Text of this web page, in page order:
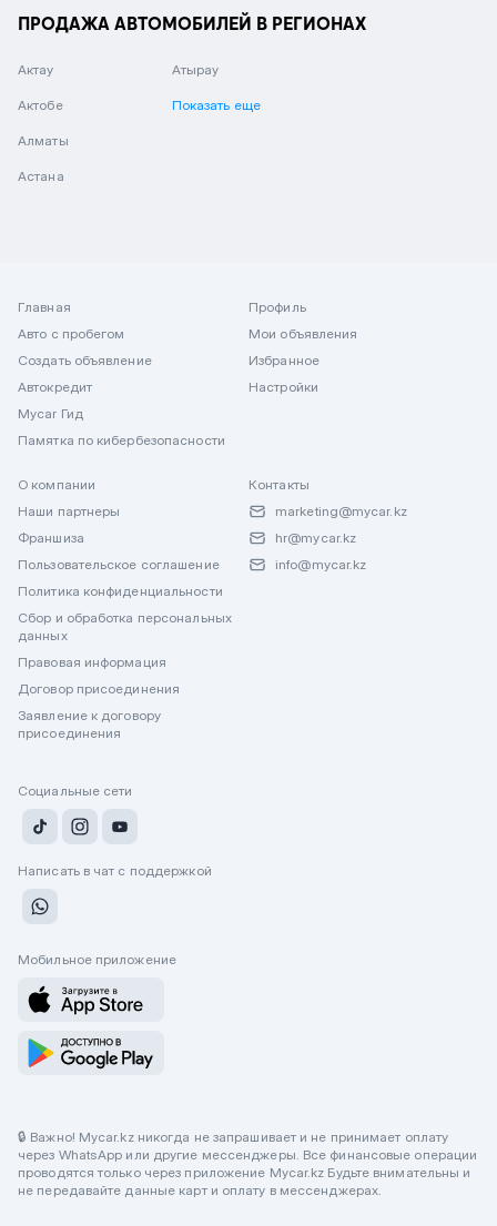
ПРОДАЖА АВТОМОБИЛЕЙ В РЕГИОНАХ
Актау
Актобе
Алматы
Астана
Атырау
Показать еще
Главная
Авто с пробегом
Создать объявление
Автокредит
Mycar Гид
Памятка по кибербезопасности
Профиль
Мои объявления
Избранное
Настройки
О компании
Наши партнеры
Франшиза
Пользовательское соглашение
Политика конфиденциальности
Сбор и обработка персональных
данных
Правовая информация
Договор присоединения
Заявление к договору
присоединения
Контакты
marketing@mycar.kz
hr@mycar.kz
info@mycar.kz
Социальные сети
Написать в чат с поддержкой
Мобильное приложение
🔒 Важно! Mycar.kz никогда не запрашивает и не принимает оплату
через WhatsApp или другие мессенджеры. Все финансовые операции
проводятся только через приложение Mycar.kz Будьте внимательны и
не передавайте данные карт и оплату в мессенджерах.